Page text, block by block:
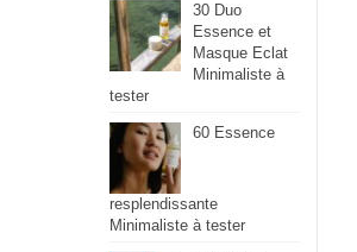
30 Duo
Essence et
Masque Eclat
Minimaliste à
tester
60 Essence
resplendissante
Minimaliste à tester